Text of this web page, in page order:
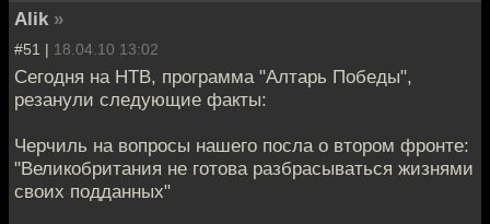
Alik »
#51 | 18.04.10 13:02
Сегодня на НТВ, программа "Алтарь Победы",
резанули следующие факты:
Черчиль на вопросы нашего посла о втором фронте:
"Великобритания не готова разбрасываться жизнями
своих подданных"